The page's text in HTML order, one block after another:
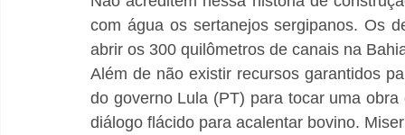
com água os sertanejos sergipanos. Os
abrir os 300 quilômetros de canais na
Além de não existir recursos garantidos
do governo Lula (PT) para tocar uma
diálogo flácido para acalentar bovino.